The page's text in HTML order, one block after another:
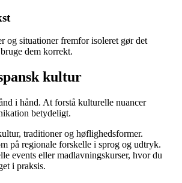
og situationer fremfor isoleret gør det
dem korrekt.
kultur
i hånd. At forstå kulturelle nuancer
betydeligt.
traditioner og høflighedsformer.
på regionale forskelle i sprog og udtryk.
events eller madlavningskurser, hvor du
i praksis.